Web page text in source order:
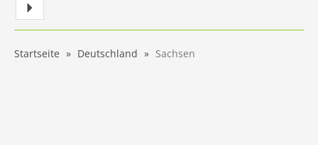
Startseite Deutschland Sachsen